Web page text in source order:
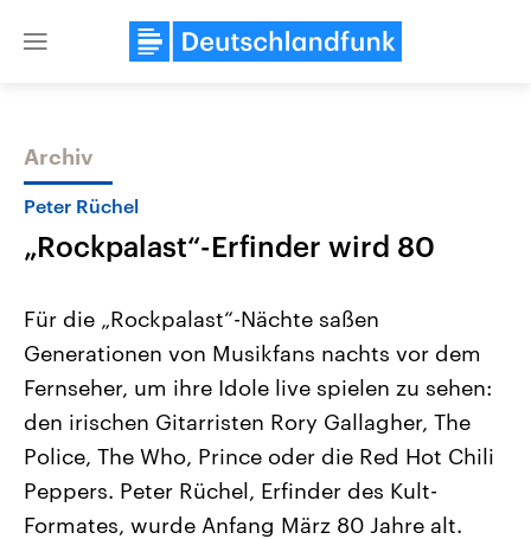
Close
Themen
Landtagswahl Sachsen-Anhalt
2026
Alle Informationen
Sachsen-Anhalt wählt am 6.
September 2026 einen neuen
Landtag. Seit 2021 wird das
Bundesland von einer Koalition aus
USA
Aktuelle Beiträge,
Hintergründe
Wirtschaftlich und
gehören die Vereinigten
mit großem Einfluss auf
Archiv
Peter Rüchel
„Rockpalast“-Erfinder wird 80
Für die „Rockpalast“-Nächte saßen
Generationen von Musikfans nachts vor dem
Fernseher, um ihre Idole live spielen zu sehen:
den irischen Gitarristen Rory Gallagher, The
Police, The Who, Prince oder die Red Hot Chili
Peppers. Peter Rüchel, Erfinder des Kult-
Formates, wurde Anfang März 80 Jahre alt.